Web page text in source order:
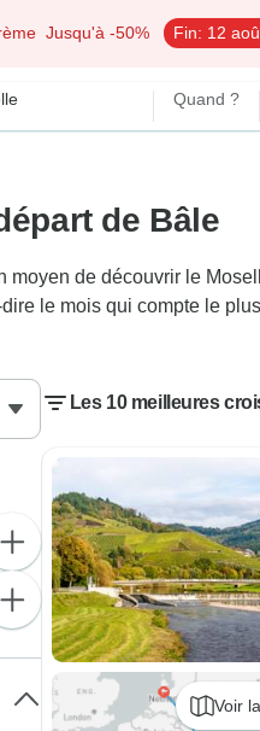
Jusqu'à -50% Fin: 12
Quand ?
de Bâle
moyen de découvrir le
le mois qui compte le
Les 10 meilleures
Voir